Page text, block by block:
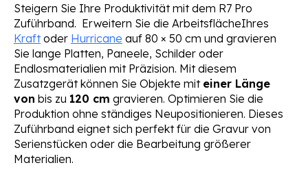
Steigern Sie Ihre Produktivität mit dem R7 Pro
Zuführband. Erweitern Sie die ArbeitsflächeIhres
Kraftoder Hurricane auf 80 × 50 cm und gravieren
Sie lange Platten, Paneele, Schilder oder
Endlosmaterialien mit Präzision. Mit diesem
Zusatzgerät können Sie Objekte mit einer Länge
von bis zu 120 cm gravieren. Optimieren Sie die
Produktion ohne ständiges Neupositionieren. Dieses
Zuführband eignet sich perfekt für die Gravur von
Serienstücken oder die Bearbeitung größerer
Materialien.